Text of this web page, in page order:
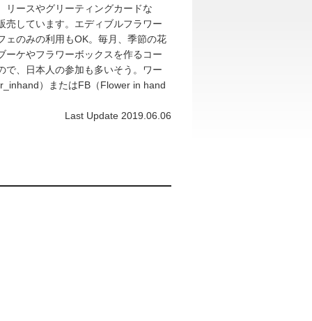
リースやグリーティングカードな
売しています。エディブルフラワー
ェのみの利用もOK。毎月、季節の花
ーケやフラワーボックスを作るコー
で、日本人の参加も多いそう。ワー
）またはFB（Flower in hand
Last Update 2019.06.06